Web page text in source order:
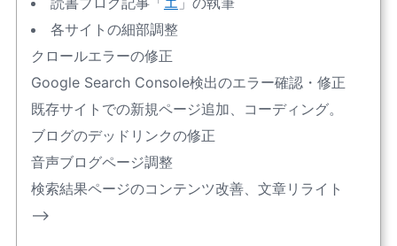
各サイトの細部調整
クロールエラーの修正
Google Search Console検出のエラー確認・修正
既存サイトでの新規ページ追加、コーディング。
ブログのデッドリンクの修正
音声ブログページ調整
検索結果ページのコンテンツ改善、文章リライト
–>